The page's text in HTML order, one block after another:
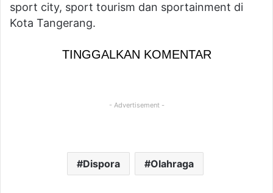
sport city, sport tourism dan sportainment di
Kota Tangerang.
TINGGALKAN KOMENTAR
- Advertisement -
Dispora Olahraga